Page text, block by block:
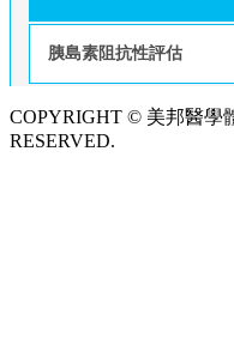
胰島素阻抗性評估
COPYRIGHT © 美邦醫學
RESERVED.